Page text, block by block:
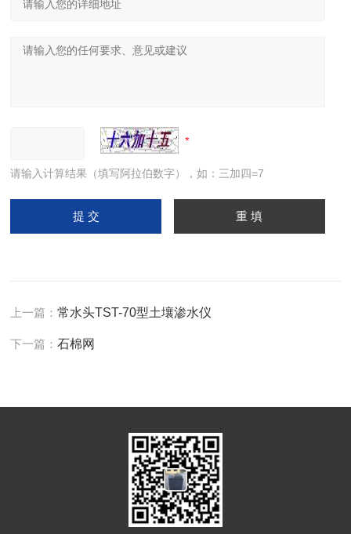
请输入计算结果（填写阿拉伯数字），如：三加四=7
上一篇：常水头TST-70型土壤渗水仪
下一篇：石棉网